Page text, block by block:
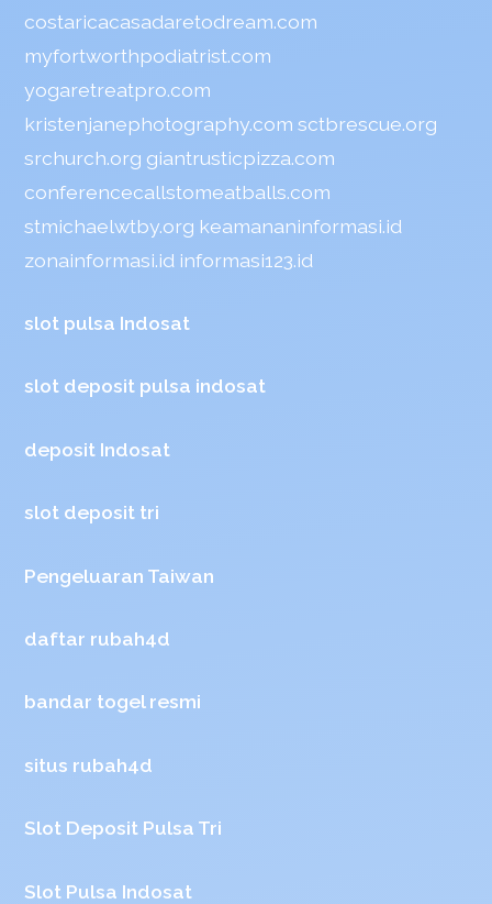
costaricacasadaretodream.com
myfortworthpodiatrist.com
yogaretreatpro.com
kristenjanephotography.com sctbrescue.org
srchurch.org giantrusticpizza.com
conferencecallstomeatballs.com
stmichaelwtby.org keamananinformasi.id
zonainformasi.id informasi123.id
slot pulsa Indosat
slot deposit pulsa indosat
deposit Indosat
slot deposit tri
Pengeluaran Taiwan
daftar rubah4d
bandar togel resmi
situs rubah4d
Slot Deposit Pulsa Tri
Slot Pulsa Indosat